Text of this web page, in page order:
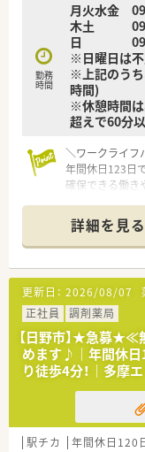
■全国に1300店
展開している業
■1薬局あたり
一人ひとりの業
■調剤事業のほ
社会の健康に貢
勤務
時間
月火水金
木土
日
※日曜日は
※上記のうち
時間)
※休憩時間
超えで60分
＼ワークライフ
年間休日123日
確保できる働き
【店舗情報と応
■京王堀之内駅
担も少なく快適
■内科や小児科
にも対応するや
■常勤薬剤師9
同士が協力し合
【募集背景と求
■患者様へより
を行っており
■調剤経験が2
ていただける方
■曜日や時間の
詳細を見る
更新日： 2026/08/07
正社員
調剤薬局
【日野市】★急募
めます♪｜年間休
り徒歩4分！｜多摩
駅チカ 年間休日120